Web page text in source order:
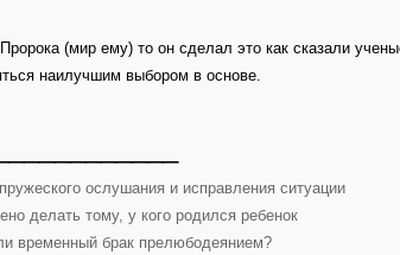
(мир ему) то он сделал это как сказали
наилучшим выбором в основе.
ослушания и исправления ситуации
делать тому, у кого родился ребенок
временный брак прелюбодеянием?